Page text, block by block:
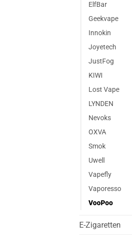
ElfBar
Geekvape
Innokin
Joyetech
JustFog
KIWI
Lost Vape
LYNDEN
Nevoks
OXVA
Smok
Uwell
Vapefly
Vaporesso
VooPoo
E-Zigaretten